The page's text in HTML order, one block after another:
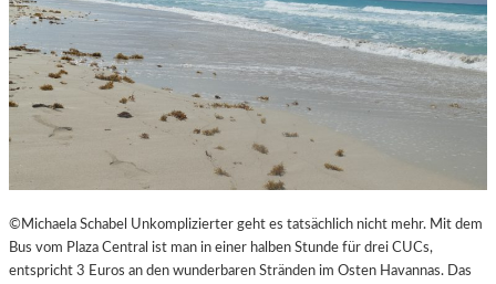
©Michaela Schabel Unkomplizierter geht es tatsächlich nicht mehr. Mit dem
Bus vom Plaza Central ist man in einer halben Stunde für drei CUCs,
entspricht 3 Euros an den wunderbaren Stränden im Osten Havannas. Das